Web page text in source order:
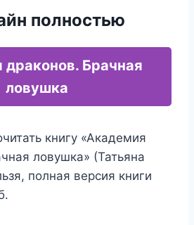
полностью
Брачная
ловушка
книгу «Академия
ловушка» (Татьяна
полная версия книги